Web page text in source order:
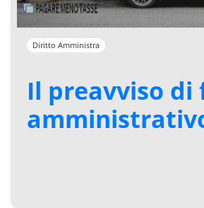
Diritto Amministra
Il preavviso di